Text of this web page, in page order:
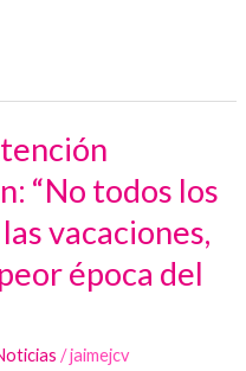
“No todos los
vacaciones,
época del
/jaimejcv